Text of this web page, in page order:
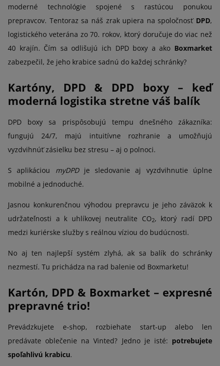
moderné technológie spojené s rastúcou ponukou
prepravcov. Tentoraz sa náš zrak upiera na spoločnosť DPD,
logistického veterána zo 70. rokov, ktorý doručuje do viac než
40 krajín. Čím sa odlišujú ich DPD boxy a ako Boxmarket
zabezpečil, že jeho krabice sadnú do každej schránky?
Kartóny, DPD & DPD boxy – keď
moderná logistika stretne váš balík
DPD boxy sa prispôsobujú tempu dnešného zákazníka:
fungujú 24/7, majú intuitívne rozhranie a umožňujú
vyzdvihnúť zásielku bez stresu – aj o polnoci.
S aplikáciou myDPDje sledovanie aj vyzdvihnutie úplne
mobilné a jednoduché.
Jasnou konkurenčnou výhodou prepravcu je jeho záväzok k
udržateľnosti a k uhlíkovej neutralite CO2, ktorý radí DPD
medzi kuriérske služby s reálnou víziou do budúcnosti.
No aj ten najlepší systém zlyhá, ak sa balík do schránky
nezmestí. Tu prichádza na rad balenie od Boxmarketu!
Kartón, DPD & Boxmarket – expresné
prepravné trio!
Prevádzkujete e-shop, rozbiehate start-up alebo len
predávate oblečenie na Vinted? Jedno je isté: potrebujete
spoľahlivú krabicu.